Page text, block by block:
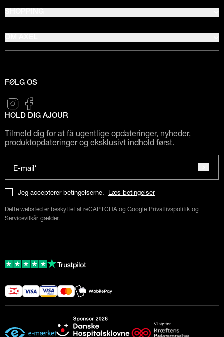
FØLG OS
HOLD DIG AJOUR
Tilmeld dig for at få ugentlige opdateringer, nyheder,
produktopdateringer og eksklusivt indhold først.
E-mail*
Jeg accepterer betingelserne. Læs betingelser
Dette websted er beskyttet af reCAPTCHA og Google Privatlivspolitik og
Servicevilkår gælder.